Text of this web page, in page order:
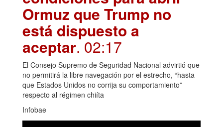
Ormuz que Trump no
está dispuesto a
aceptar. 02:17
El Consejo Supremo de Seguridad Nacional advirtió que
no permitirá la libre navegación por el estrecho, “hasta
que Estados Unidos no corrija su comportamiento”
respecto al régimen chiíta
Infobae